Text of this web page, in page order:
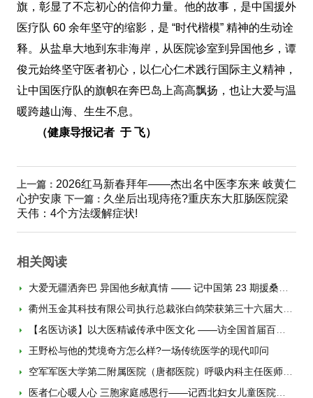
旗，彰显了不忘初心的信仰力量。他的故事，是中国援外
医疗队 60 余年坚守的缩影，是 “时代楷模” 精神的生动诠
释。从盐阜大地到东非海岸，从医院诊室到异国他乡，谭
俊元始终坚守医者初心，以仁心仁术践行国际主义精神，
让中国医疗队的旗帜在奔巴岛上高高飘扬，也让大爱与温
暖跨越山海、生生不息。
（健康导报记者 于 飞）
上一篇： 2026红马新春拜年——杰出名中医李东来 岐黄仁
心护安康 下一篇： 久坐后出现痔疮?重庆东大肛肠医院梁
天伟：4个方法缓解症状!
相关阅读
大爱无疆洒奔巴 异国他乡献真情 —— 记中国第 23 期援桑给巴尔医疗队奔巴队队长、江
衢州玉金其科技有限公司执行总裁张白鸽荣获第三十六届大地之光 “十佳新闻人物”人物
【名医访谈】以大医精诚传承中医文化 ——访全国首届百名中医药科普专家、陕西中医药
王野松与他的梵境奇方怎么样?一场传统医学的现代叩问
空军军医大学第二附属医院（唐都医院）呼吸内科主任医师金发光入选“中国好医生”
医者仁心暖人心 三胞家庭感恩行——记西北妇女儿童医院妊娠合并多胎与胎儿生长受限科